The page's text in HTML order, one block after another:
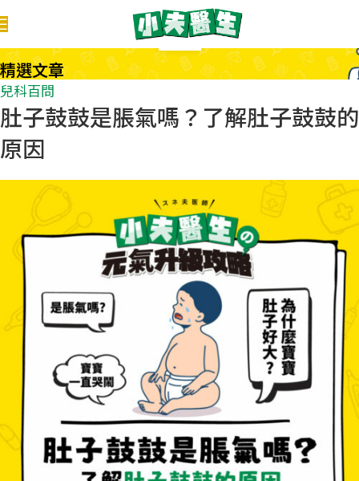
精選文章
兒科百問
肚子鼓鼓是脹氣嗎？了解肚子鼓鼓的
原因
13
10 月